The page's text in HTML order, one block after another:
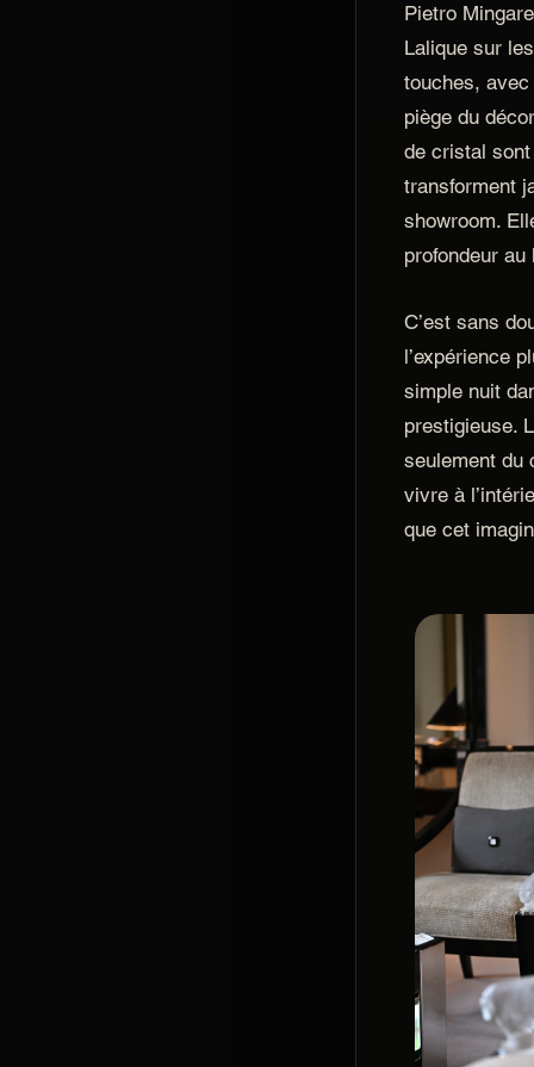
Pietro
Lalique sur
touches,
piège du
de cristal
transforment
showroom.
profondeur au
C’est sans
l’expérience
simple nuit
prestigieuse.
seulement du
vivre à
que cet